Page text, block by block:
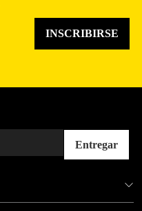
INSCRIBIRSE
Entregar